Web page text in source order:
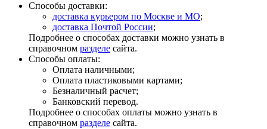
Способы доставки:
доставка курьером по Москве и МО;
доставка Почтой России;
Подробнее о способах доставки можно узнать в
справочном разделе сайта.
Способы оплаты:
Оплата наличными;
Оплата пластиковыми картами;
Безналичный расчет;
Банковский перевод.
Подробнее о способах оплаты можно узнать в
справочном разделе сайта.